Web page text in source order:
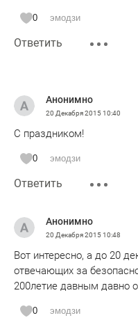
0 эмодзи
Ответить
Анонимно
20 Декабря 201510:40
С праздником!
0 эмодзи
Ответить
Анонимно
20 Декабря 201510:48
Вот интересно, а до 20
отвечающих за
200летие давным давно
0 эмодзи